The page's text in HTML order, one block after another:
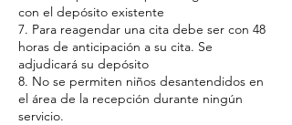
con el depósito existente
7. Para reagendar una cita debe ser con 48
horas de anticipación a su cita. Se
adjudicará su depósito
8. No se permiten niños desantendidos en
el área de la recepción durante ningún
servicio.